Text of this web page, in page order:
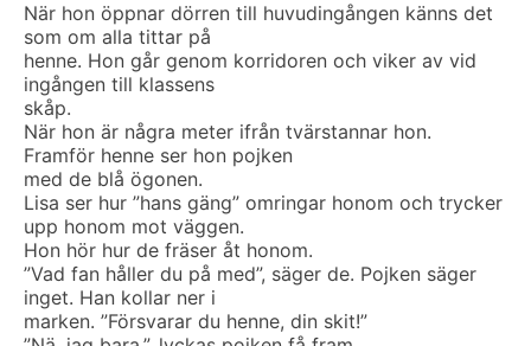
När hon öppnar dörren till huvudingången känns det
som om alla tittar på
henne. Hon går genom korridoren och viker av vid
ingången till klassens
skåp.
När hon är några meter ifrån tvärstannar hon.
Framför henne ser hon pojken
med de blå ögonen.
Lisa ser hur ”hans gäng” omringar honom och trycker
upp honom mot väggen.
Hon hör hur de fräser åt honom.
”Vad fan håller du på med”, säger de. Pojken säger
inget. Han kollar ner i
marken. ”Försvarar du henne, din skit!”